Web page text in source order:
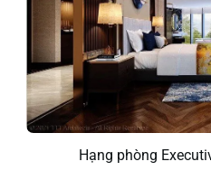
Hạng phòng